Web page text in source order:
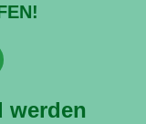
werden